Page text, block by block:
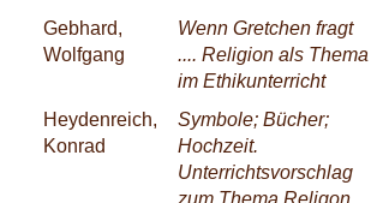
Gebhard,
Wolfgang
Wenn Gretchen fragt
.... Religion als Thema
im Ethikunterricht
Heydenreich,
Konrad
Symbole; Bücher;
Hochzeit.
Unterrichtsvorschlag
zum Thema Religon